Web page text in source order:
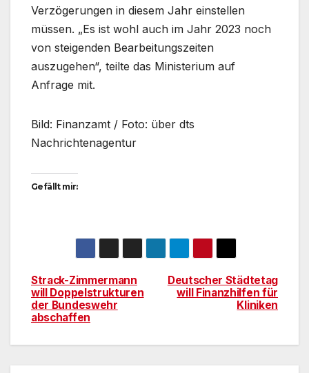
Verzögerungen in diesem Jahr einstellen
müssen. „Es ist wohl auch im Jahr 2023 noch
von steigenden Bearbeitungszeiten
auszugehen“, teilte das Ministerium auf
Anfrage mit.
Bild: Finanzamt / Foto: über dts
Nachrichtenagentur
Gefällt mir:
Beitragsnavigation
Deutscher Städtetag
will Finanzhilfen für
Kliniken
Strack-Zimmermann
will Doppelstrukturen
der Bundeswehr
abschaffen